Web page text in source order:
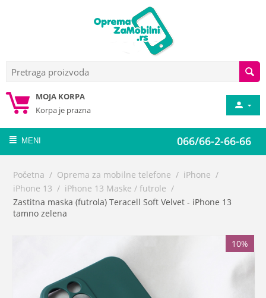
MOJA KORPA
Korpa je prazna
066/66-2-66-66
MENI
Početna / Oprema za mobilne telefone / iPhone /
iPhone 13 / iPhone 13 Maske / futrole /
Zastitna maska (futrola) Teracell Soft Velvet - iPhone 13
tamno zelena
10%